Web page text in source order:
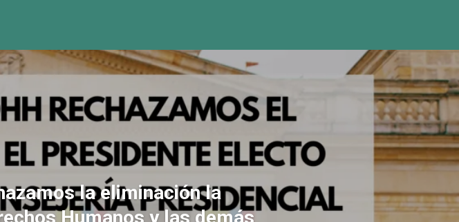
la eliminación la
Humanos y las demás